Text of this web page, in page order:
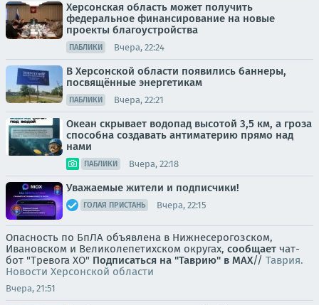
Херсонская область может получить
федеральное финансирование на новые
проекты благоустройства
ПАБЛИКИ Вчера, 22:24
В Херсонской области появились баннеры,
посвящённые энергетикам
ПАБЛИКИ Вчера, 22:21
Океан скрывает водопад высотой 3,5 км, а гроза
способна создавать антиматерию прямо над
нами
ПАБЛИКИ Вчера, 22:18
Уважаемые жители и подписчики!
ГОЛАЯ ПРИСТАНЬ Вчера, 22:15
Опасность по БпЛА объявлена в Нижнесерогозском,
Ивановском и Великолепетихском округах, сообщает чат-
бот "Тревога ХО" Подписаться на "Таврию" в MAX// Таврия.
Новости Херсонской области
Вчера, 21:51